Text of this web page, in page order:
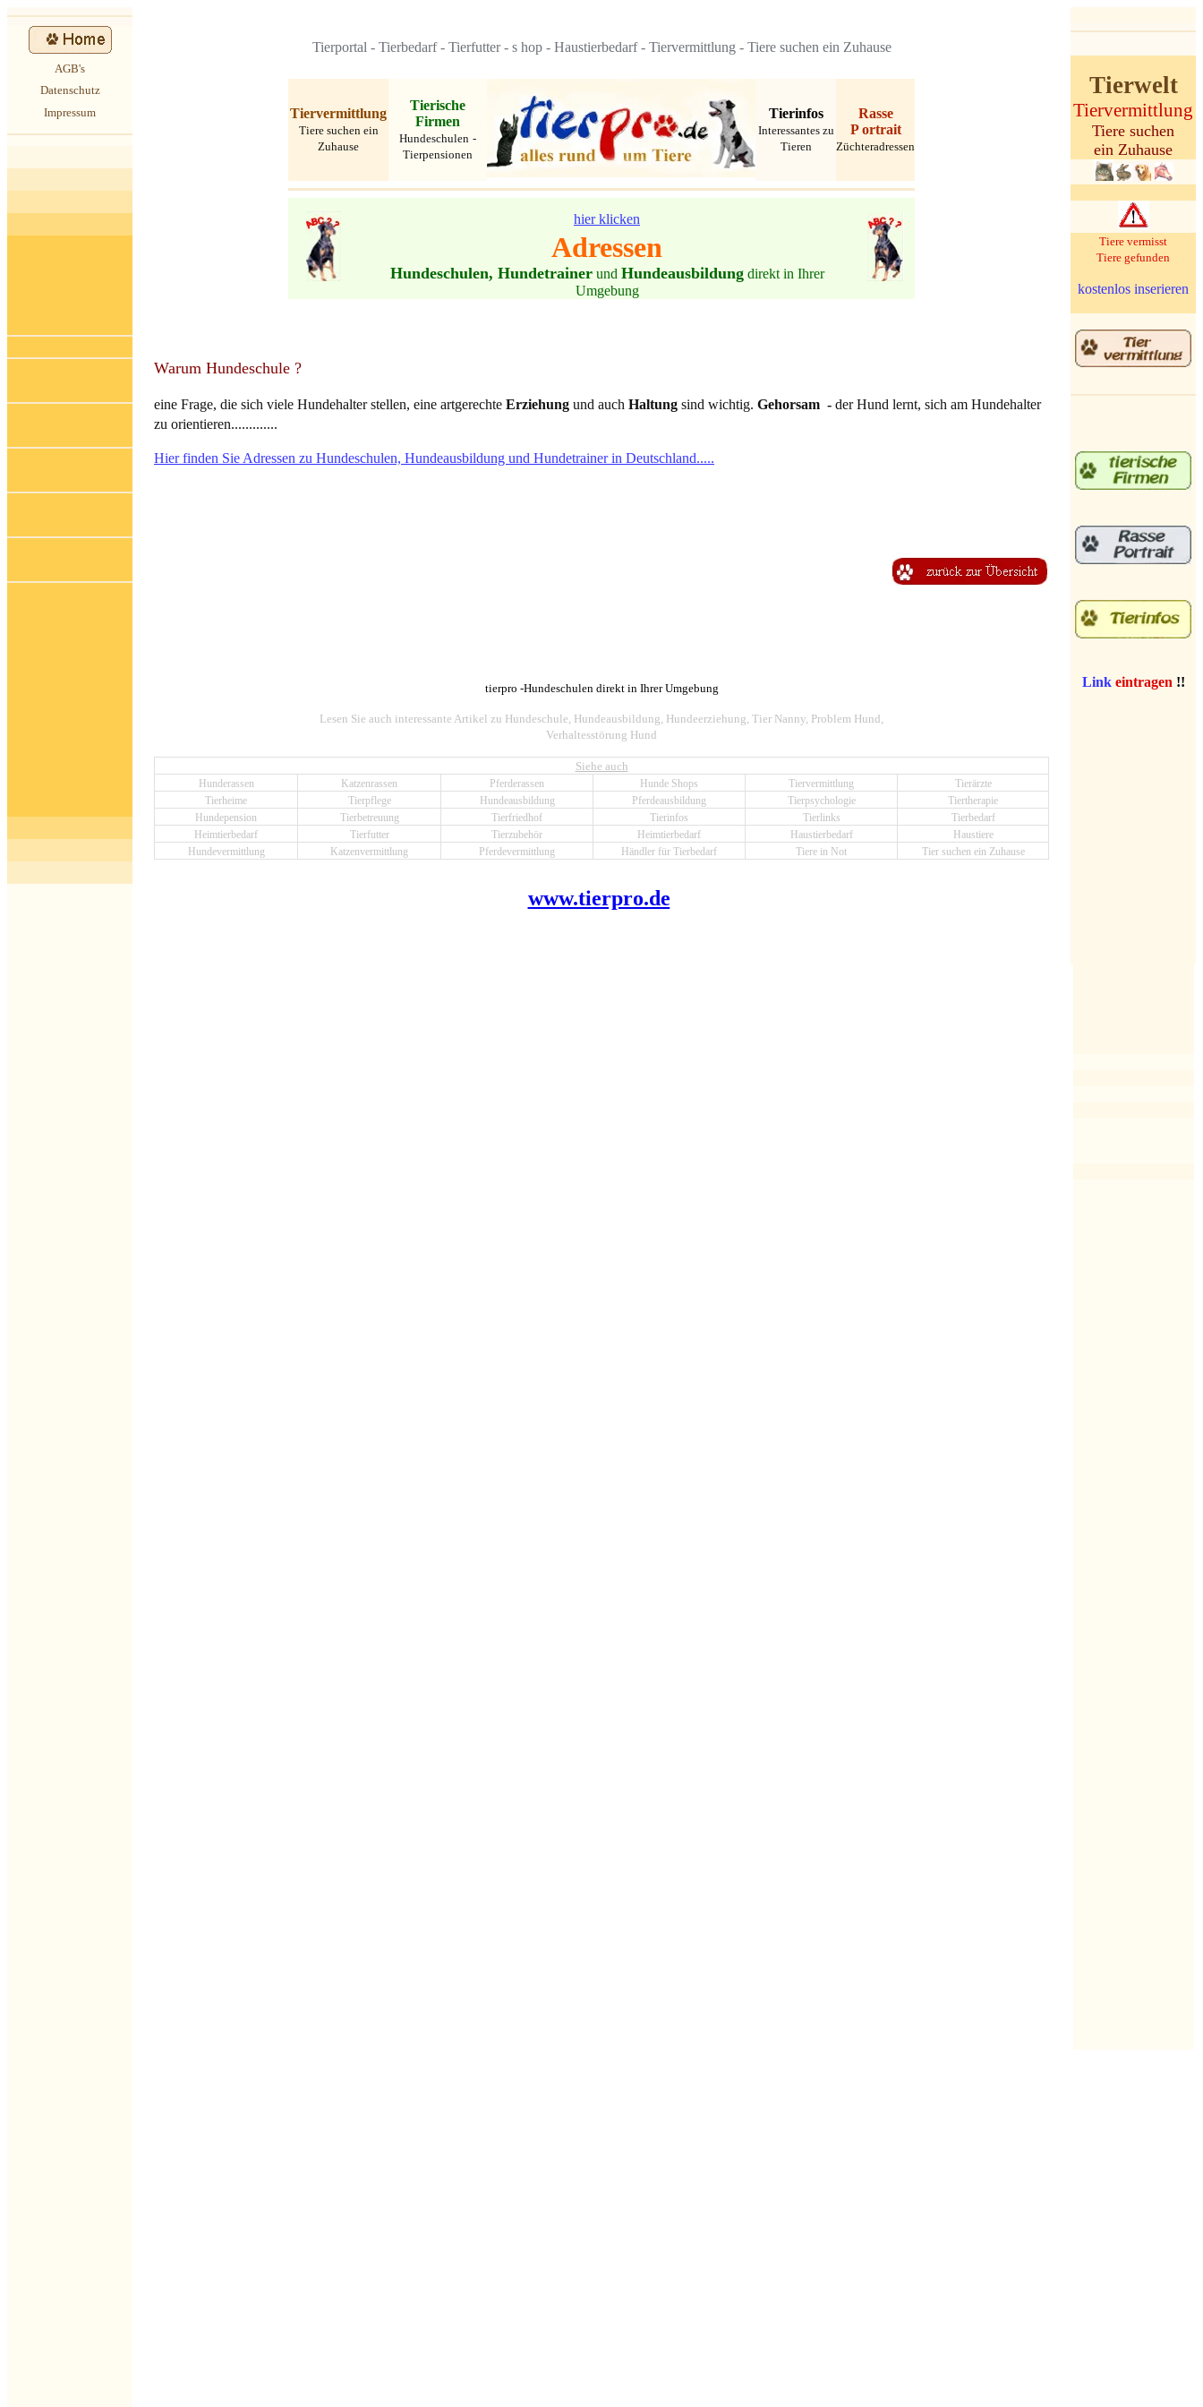
AGB's
Datenschutz
Impressum
Tierportal - Tierbedarf - Tierfutter - s hop - Haustierbedarf - Tiervermittlung - Tiere suchen ein Zuhause
Tiervermittlung
Tiere suchen ein
Zuhause
Tierische
Firmen
Hundeschulen -
Tierpensionen
Tierinfos
Interessantes zu
Tieren
Rasse
P ortrait
Züchteradressen
hier klicken
Adressen
Hundeschulen, Hundetrainerund Hundeausbildung direkt in Ihrer
Umgebung
Warum Hundeschule ?
eine Frage, die sich viele Hundehalter stellen, eine artgerechte Erziehung und auch Haltung sind wichtig. Gehorsam - der Hund lernt, sich am Hundehalter
zu orientieren.............
Hier finden Sie Adressen zu Hundeschulen, Hundeausbildung und Hundetrainer in Deutschland.....
tierpro -Hundeschulen direkt in Ihrer Umgebung
Lesen Sie auch interessante Artikel zu Hundeschule, Hundeausbildung, Hundeerziehung, Tier Nanny, Problem Hund,
Verhaltesstörung Hund
Siehe auch
Hunderassen Katzenrassen Pferderassen Hunde Shops Tiervermittlung
Tierärzte
Tierheime
Tierpflege Hundeausbildung Pferdeausbildung Tierpsychologie
Tiertherapie
Hundepension
Tierbetreuung Tierfriedhof Tierinfos Tierlinks
Tierbedarf
Heimtierbedarf
Tierfutter Tierzubehör Heimtierbedarf Haustierbedarf
Haustiere
Hundevermittlung
Katzenvermittlung Pferdevermittlung Händler für Tierbedarf Tiere in Not Tier suchen ein Zuhause
www.tierpro.de
Tierwelt
Tiervermittlung
Tiere suchen
ein Zuhause
Tiere vermisst
Tiere gefunden
kostenlos inserieren
Link eintragen !!